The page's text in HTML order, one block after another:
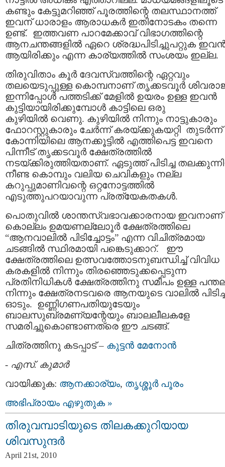
കണ്ടും കേട്ടുമറിഞ്ഞ്‌ പൂരത്തിന്റെ തലസ്ഥാനത്ത്‌
ഇവന്‌ ധാരാളം ആരാധകര്‍ ഇതിനോടകം തന്നെ
ഉണ്ട്‌. ഇത്തവണ പാറമേക്കാവ്‌ വിഭാഗത്തിന്റെ
ആനചന്തങ്ങളില്‍ ഏറെ ശ്രദ്ധപിടിച്ചുപറ്റുക
ആയിരിക്കും എന്ന കാര്യത്തില്‍ സംശയം ഇല്ല.
തിരുവിതാം കൂര്‍ ദേവസ്വത്തിന്റെ ഏറ്റവും
തലയെടുപ്പുള്ള കൊമ്പനാണ് തൃക്കടവൂര്‍
ഇന്നിപ്പോള്‍ പത്തടിക്ക്‌ മേളില്‍ ഉയരം ഉള്ള ഇവന്‍
കുട്ടിയായിരിക്കുമ്പോള്‍ കാട്ടിലെ ഒരു
കുഴിയില്‍ വെണു. കുഴിയില്‍ നിന്നും നാട്ടുകാരും
ഫോറസ്റ്റുകാരും ചേര്‍ന്ന് കരയ്ക്കുകയറ്റി തുടര്‍ന്ന്
കോന്നിയിലെ ആനക്കൂട്ടില്‍ എത്തിപെട്ട ഇവനെ
പിന്നീട്‌ തൃക്കടവൂര്‍ ക്ഷേത്രത്തില്‍
നടയ്ക്കിരുത്തിയതാണ്‌. ഏടുത്ത്‌ പിടിച്ച
നീണ്ട കൊമ്പും വലിയ ചെവികളും നല്ല
കറുപ്പുമാണിവന്റെ ഒറ്റനോട്ടത്തില്‍
എടുത്തുപറയാവുന്ന പ്രത്യേകതകള്‍.
പൊതുവില്‍ ശാന്തസ്വഭാവക്കാരനായ ഇവനാണ്‌
കൊല്ലം ഉമയണല്ലോ‍ൂര്‍ ക്ഷേത്രത്തിലെ
“ആനവാലില്‍ പിടിച്ചോട്ടം” എന്ന വിചിത്രമായ
ചടങ്ങില്‍ സ്ഥിരമായി പങ്കെടുക്കാറ്‌. ഈ
ക്ഷേത്രത്തിലെ ഉത്സവത്തോടനുബന്ധിച്ച്‌ വിവിധ
കരകളില്‍ നിന്നും തിരഞ്ഞെടുക്കപ്പെടുന്ന
പ്രതിനിധികള്‍ ക്ഷേത്രത്തിനു സമീപം ഉള്ള
നിന്നും ക്ഷേത്രനടവരെ ആനയുടെ വാലില്‍
ഓടും. ഉണ്ണിഗണപതിയുടേയും
ബാലസുബ്രമണ്യന്റേയും ബാലലീലകളേ
സമരിച്ചുകൊണ്ടാണത്രെ ഈ ചടങ്ങ്‌.
ചിത്രത്തിനു കടപ്പാട്‌ – കുട്ടന്‍ മേനോന്‍
- എസ്. കുമാര്‍
വായിക്കുക: ആനക്കാര്യം, തൃശ്ശൂര്‍ പൂരം
അഭിപ്രായം എഴുതുക »
തിരുവമ്പാടിയുടെ തിലകക്കുറിയായ
ശിവസുന്ദര്‍
April 21st, 2010